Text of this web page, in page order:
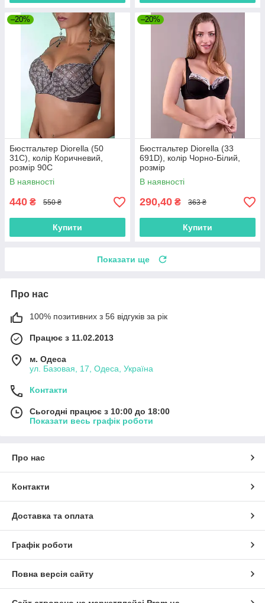
–20%
Бюстгальтер Diorella (50
31C), колір Коричневий,
розмір 90C
В наявності
440 ₴ 550 ₴
Купити
–20%
Бюстгальтер Diorella (33
691D), колір Чорно-Білий,
розмір
В наявності
290,40 ₴ 363 ₴
Купити
Показати ще
Про нас
100% позитивних з 56 відгуків за рік
Працює з 11.02.2013
м. Одеса
ул. Базовая, 17, Одеса, Україна
Контакти
Сьогодні працює з 10:00 до 18:00
Показати весь графік роботи
Про нас
Контакти
Доставка та оплата
Графік роботи
Повна версія сайту